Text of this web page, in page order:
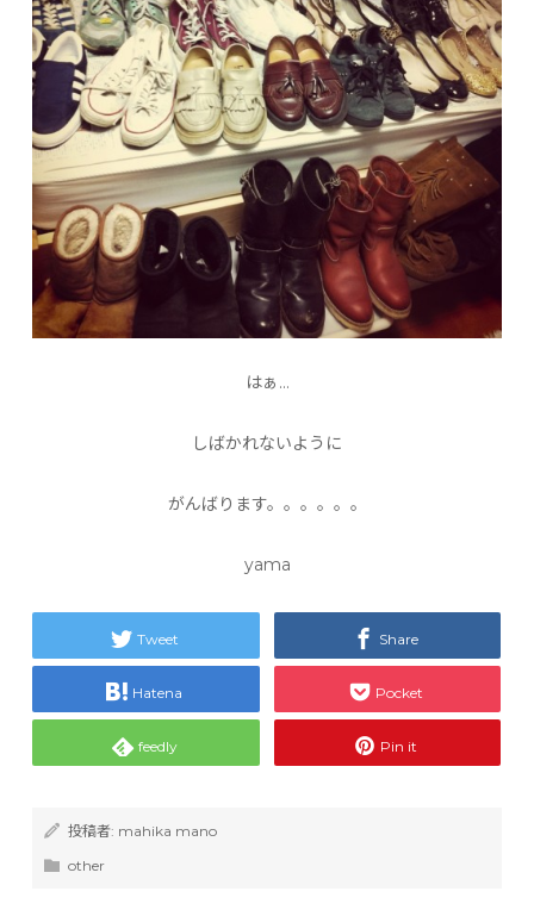
はぁ…
しばかれないように
がんばります。。。。。。
yama
Tweet Share
Hatena Pocket
feedly Pin it
投稿者: mahika mano
other